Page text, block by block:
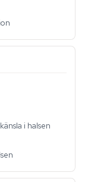
i halsen